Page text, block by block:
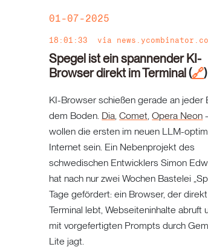
01-07-2025
18:01:33 via
Spegel ist ein spannender KI-
Browser direkt im Terminal(🔗)
KI-Browser schießen gerade an jeder
dem Boden. Dia,Comet,Opera Neon
wollen die ersten im neuen LLM-
Internet sein. Ein Nebenprojekt des
schwedischen Entwicklers Simon
hat nach nur zwei Wochen Bastelei
Tage gefördert: ein Browser, der
Terminal lebt, Webseiteninhalte abruft
mit vorgefertigten Prompts durch
Lite jagt.